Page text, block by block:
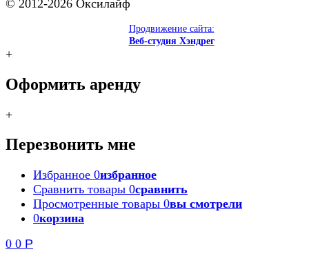
© 2012-2026 Оксилайф
Продвижение сайта:
Веб-студия Хэндрег
+
Оформить аренду
+
Перезвонить мне
Избранное 0избранное
Сравнить товары 0сравнить
Просмотренные товары 0вы смотрели
0корзина
0 0 Р